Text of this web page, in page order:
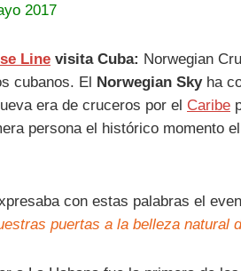
2017
Line visita Cuba: Norwegian
cubanos. El
Norwegian Skyha
era de cruceros por el Caribe
persona el histórico momento
con estas palabras el
puertas a la belleza natural